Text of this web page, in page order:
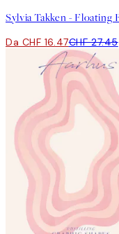
Da CHF 16.47CHF 27.45